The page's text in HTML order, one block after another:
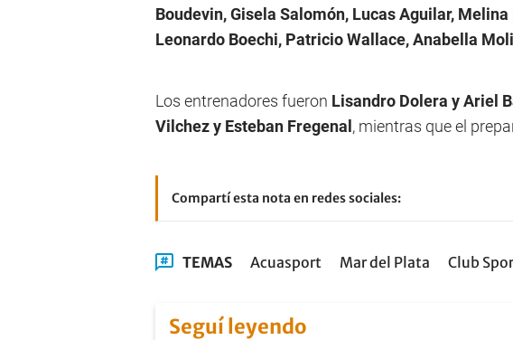
Boudevin, Gisela Salomón, Lucas Aguilar,
Leonardo Boechi, Patricio Wallace, Anabella
Los entrenadores fueron Lisandro Dolera y Ariel
Vilchez y Esteban Fregenal , mientras que el
Compartí esta nota en redes sociales:
TEMAS Acuasport Mar del Plata Club
Seguí leyendo